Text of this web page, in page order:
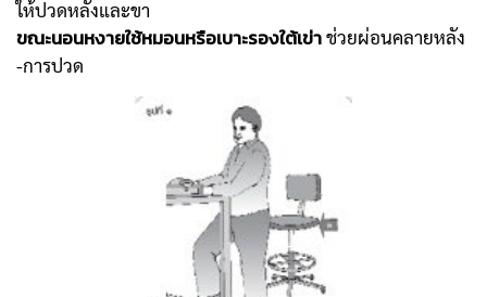
ให้ปวดหลังและขา
ขณะนอนหงายใช้หมอนหรือเบาะรองใต้เข่าช่วยผ่อนคลายหลัง
-การปวด